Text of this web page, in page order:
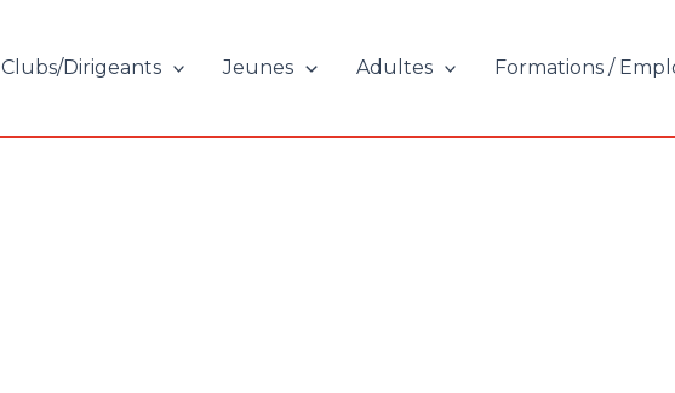
Clubs/Dirigeants Jeunes Adultes Formations /